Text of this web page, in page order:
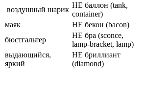
воздушный шарик
НЕ баллон (tank,
container)
маяк
НЕ бекон (bacon)
бюстгальтер
НЕ бра (sconce,
lamp-bracket, lamp)
выдающийся,
яркий
НЕ бриллиант
(diamond)